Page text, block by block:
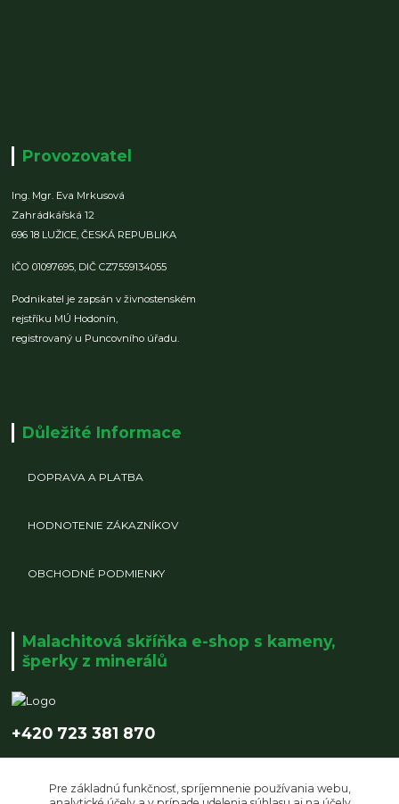
Provozovatel
Ing. Mgr. Eva Mrkusová
Zahrádkářská 12
696 18 LUŽICE,ČESKÁ REPUBLIKA
IČO 01097695, DIČ CZ7559134055
Podnikatel je zapsán v živnostenském
rejstříku MÚ Hodonín,
registrovaný u Puncovního úřadu.
Důležité Informace
DOPRAVA A PLATBA
HODNOTENIE ZÁKAZNÍKOV
OBCHODNÉ PODMIENKY
Malachitová skříňka e-shop s kameny,
šperky z minerálů
+420 723 381 870
Pre základnú funkčnosť, spríjemnenie používania webu,